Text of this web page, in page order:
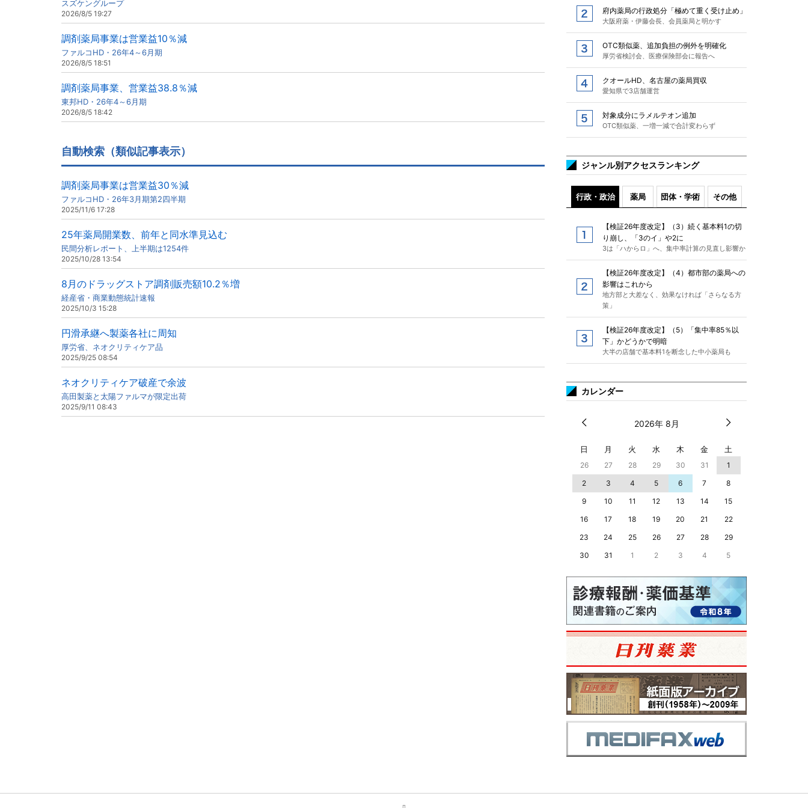
スズケングループ
2026/8/5 19:27
調剤薬局事業は営業益10％減
ファルコHD・26年4～6月期
2026/8/5 18:51
調剤薬局事業、営業益38.8％減
東邦HD・26年4～6月期
2026/8/5 18:42
自動検索（類似記事表示）
調剤薬局事業は営業益30％減
ファルコHD・26年3月期第2四半期
2025/11/6 17:28
25年薬局開業数、前年と同水準見込む
民間分析レポート、上半期は1254件
2025/10/28 13:54
8月のドラッグストア調剤販売額10.2％増
経産省・商業動態統計速報
2025/10/3 15:28
円滑承継へ製薬各社に周知
厚労省、ネオクリティケア品
2025/9/25 08:54
ネオクリティケア破産で余波
高田製薬と太陽ファルマが限定出荷
2025/9/11 08:43
府内薬局の行政処分「極めて重く受け止め」
大阪府薬・伊藤会長、会員薬局と明かす
OTC類似薬、追加負担の例外を明確化
厚労省検討会、医療保険部会に報告へ
クオールHD、名古屋の薬局買収
愛知県で3店舗運営
対象成分にラメルテオン追加
OTC類似薬、一増一減で合計変わらず
ジャンル別アクセスランキング
行政・政治 薬局 団体・学術 その他
【検証26年度改定】（3）続く基本料1の切
り崩し、「3のイ」や2に
3は「ハからロ」へ、集中率計算の見直し影響か
【検証26年度改定】（4）都市部の薬局への
影響はこれから
地方部と大差なく、効果なければ「さらなる方
策」
【検証26年度改定】（5）「集中率85％以
下」かどうかで明暗
大半の店舗で基本料1を断念した中小薬局も
カレンダー
2026年 8月
日 月 火 水 木 金 土
26 27 28 29 30 31
1
2
3 4 5 6 7
8
9
10 11 12 13 14
15
16
17 18 19 20 21
22
23
24 25 26 27 28
29
30
31 1 2 3 4 5